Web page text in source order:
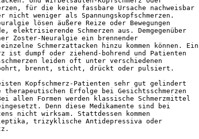
für die keine fassbare Ursache nachweisbar
weniger als Spannungskopfschmerzen.
lösen äußere Reize oder Bewegungen
elektrisierende Schmerzen aus. Demgegenüber
Zoster-Neuralgie ein brennender
Schmerzattacken hinzu kommen können. Ein
ist dumpf oder ziehend-bohrend und Patienten
leiden oft unter verschiedenen
bohrt, brennt, sticht, drückt oder pulsiert.
Kopfschmerz-Patienten sehr gut gelindert
Erfolge bei Gesichtsschmerzen
allen Formen werden klassische Schmerzmittel
Denn diese Medikamente sind bei
nicht wirksam. Stattdessen kommen
trizyklische Antidepressiva oder